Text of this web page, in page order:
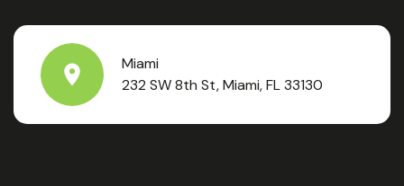
Miami
232 SW 8th St, Miami, FL 33130